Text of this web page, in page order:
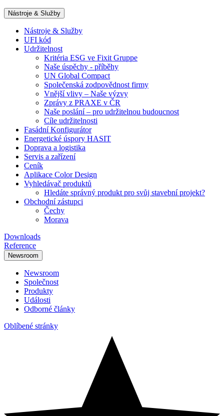
Nástroje & Služby
Nástroje & Služby
UFI kód
Udržitelnost
Kritéria ESG ve Fixit Gruppe
Naše úspěchy - příběhy
UN Global Compact
Společenská zodpovědnost firmy
Vnější vlivy – Naše výzvy
Zprávy z PRAXE v ČR
Naše poslání – pro udržitelnou budoucnost
Cíle udržitelnosti
Fasádní Konfigurátor
Energetické úspory HASIT
Doprava a logistika
Servis a zařízení
Ceník
Aplikace Color Design
Vyhledávač produktů
Hledáte správný produkt pro svůj stavební projekt?
Obchodní zástupci
Čechy
Morava
Downloads
Reference
Newsroom
Newsroom
Společnost
Produkty
Události
Odborné články
Oblíbené stránky